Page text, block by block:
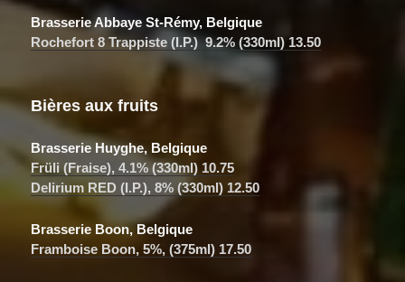
Brasserie Abbaye St-Rémy, Belgique
Rochefort 8 Trappiste (I.P.) 9.2% (330ml) 13.50
Bières aux fruits
Brasserie Huyghe, Belgique
Früli (Fraise), 4.1% (330ml) 10.75
Delirium RED (I.P.), 8% (330ml) 12.50
Brasserie Boon, Belgique
Framboise Boon, 5%, (375ml) 17.50